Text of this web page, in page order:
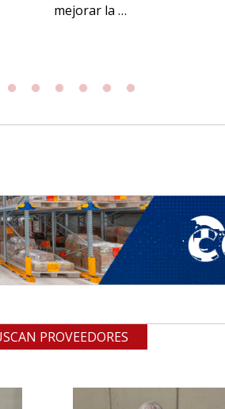
mejorar la …
PROVEEDORES